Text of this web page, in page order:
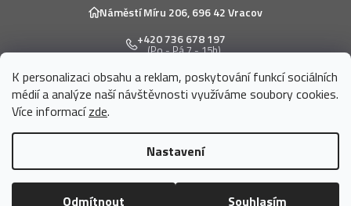
K personalizaci obsahu a reklam, poskytování funkcí sociálních
médií a analýze naší návštěvnosti využíváme soubory cookies.
Více informacízde.
Nastavení
Odmítnout Souhlasím
Náměstí Míru 206, 696 42 Vracov
+420 736 678 197
(Po - Pá 7 - 15h)
eshop@dadka.cz